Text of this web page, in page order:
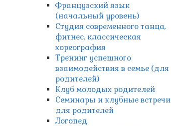
Французский язык
(начальный уровень)
Студия современного танца,
фитнес, классическая
хореография
Тренинг успешного
взаимодействия в семье (для
родителей)
Клуб молодых родителей
Семинары и клубные встречи
для родителей
Логопед